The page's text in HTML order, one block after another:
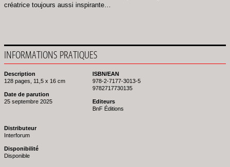
créatrice toujours aussi inspirante…
INFORMATIONS PRATIQUES
Description
128 pages, 11,5 x 16 cm
Date de parution
25 septembre 2025
ISBN/EAN
978-2-7177-3013-5
9782717730135
Editeurs
BnF Éditions
Distributeur
Interforum
Disponibilité
Disponible